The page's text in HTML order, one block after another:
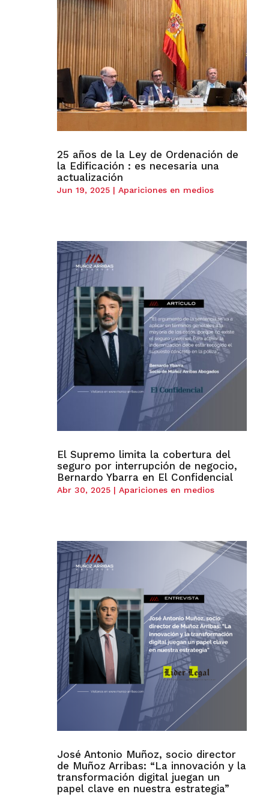
25 años de la Ley de Ordenación de
la Edificación : es necesaria una
actualización
Jun 19, 2025| Apariciones en medios
El Supremo limita la cobertura del
seguro por interrupción de negocio,
Bernardo Ybarra en El Confidencial
Abr 30, 2025| Apariciones en medios
José Antonio Muñoz, socio director
de Muñoz Arribas: “La innovación y la
transformación digital juegan un
papel clave en nuestra estrategia”